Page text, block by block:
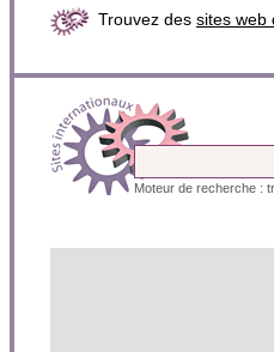
Trouvez des sites web
Moteur de recherche :